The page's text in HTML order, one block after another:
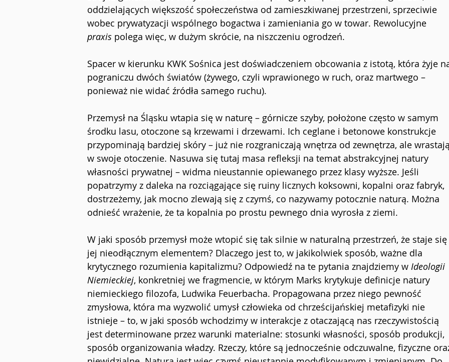
oddzielających większość społeczeństwa od zamieszkiwanej przestrzeni, sprzeciwie
wobec prywatyzacji wspólnego bogactwa i zamieniania go w towar. Rewolucyjne
praxis polega więc, w dużym skrócie, na niszczeniu ogrodzeń.
Spacer w kierunku KWK Sośnica jest doświadczeniem obcowania z istotą, która żyje
pograniczu dwóch światów (żywego, czyli wprawionego w ruch, oraz martwego –
ponieważ nie widać źródła samego ruchu).
Przemysł na Śląsku wtapia się w naturę – górnicze szyby, położone często w samym
środku lasu, otoczone są krzewami i drzewami. Ich ceglane i betonowe konstrukcje
przypominają bardziej skóry – już nie rozgraniczają wnętrza od zewnętrza, ale
w swoje otoczenie. Nasuwa się tutaj masa refleksji na temat abstrakcyjnej natury
własności prywatnej – widma nieustannie opiewanego przez klasy wyższe. Jeśli
popatrzymy z daleka na rozciągające się ruiny licznych koksowni, kopalni oraz fabryk,
dostrzeżemy, jak mocno zlewają się z czymś, co nazywamy potocznie naturą. Można
odnieść wrażenie, że ta kopalnia po prostu pewnego dnia wyrosła z ziemi.
W jaki sposób przemysł może wtopić się tak silnie w naturalną przestrzeń, że staje się
jej nieodłącznym elementem? Dlaczego jest to, w jakikolwiek sposób, ważne dla
krytycznego rozumienia kapitalizmu? Odpowiedź na te pytania znajdziemy w Ideologii
Niemieckiej, konkretniej we fragmencie, w którym Marks krytykuje definicje natury
niemieckiego filozofa, Ludwika Feuerbacha. Propagowana przez niego pewność
zmysłowa, która ma wyzwolić umysł człowieka od chrześcijańskiej metafizyki nie
istnieje – to, w jaki sposób wchodzimy w interakcje z otaczającą nas rzeczywistością
jest determinowane przez warunki materialne: stosunki własności, sposób produkcji,
sposób organizowania władzy. Rzeczy, które są jednocześnie odczuwalne, fizyczne